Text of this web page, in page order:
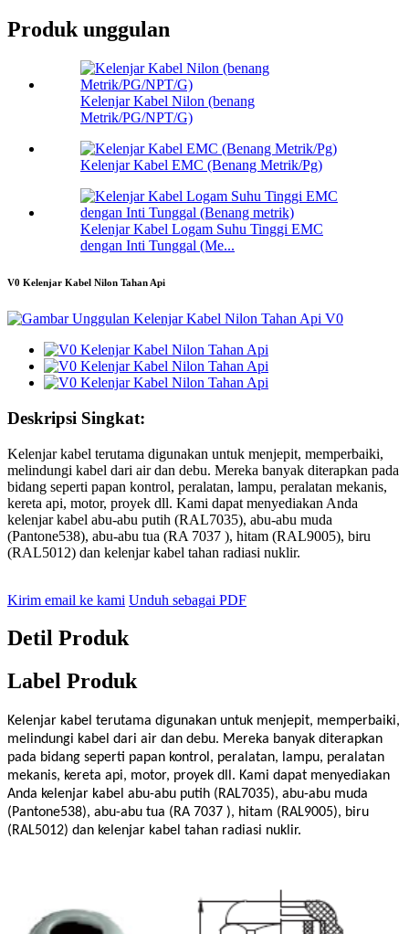
Produk unggulan
Kelenjar Kabel Nilon (benang
Metrik/PG/NPT/G)
Kelenjar Kabel EMC (Benang Metrik/Pg)
Kelenjar Kabel Logam Suhu Tinggi EMC
dengan Inti Tunggal (Me...
V0 Kelenjar Kabel Nilon Tahan Api
Deskripsi Singkat:
Kelenjar kabel terutama digunakan untuk menjepit, memperbaiki,
melindungi kabel dari air dan debu. Mereka banyak diterapkan pada
bidang seperti papan kontrol, peralatan, lampu, peralatan mekanis,
kereta api, motor, proyek dll. Kami dapat menyediakan Anda
kelenjar kabel abu-abu putih (RAL7035), abu-abu muda
(Pantone538), abu-abu tua (RA 7037 ), hitam (RAL9005), biru
(RAL5012) dan kelenjar kabel tahan radiasi nuklir.
Kirim email ke kami Unduh sebagai PDF
Detil Produk
Label Produk
Kelenjar kabel terutama digunakan untuk menjepit, memperbaiki,
melindungi kabel dari air dan debu. Mereka banyak diterapkan
pada bidang seperti papan kontrol, peralatan, lampu, peralatan
mekanis, kereta api, motor, proyek dll. Kami dapat menyediakan
Anda kelenjar kabel abu-abu putih (RAL7035), abu-abu muda
(Pantone538), abu-abu tua (RA 7037 ), hitam (RAL9005), biru
(RAL5012) dan kelenjar kabel tahan radiasi nuklir.